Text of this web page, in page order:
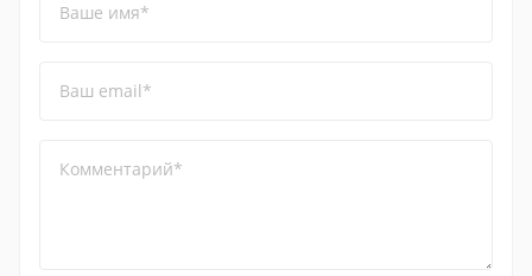
Ваше имя*
Ваш email*
Комментарий*